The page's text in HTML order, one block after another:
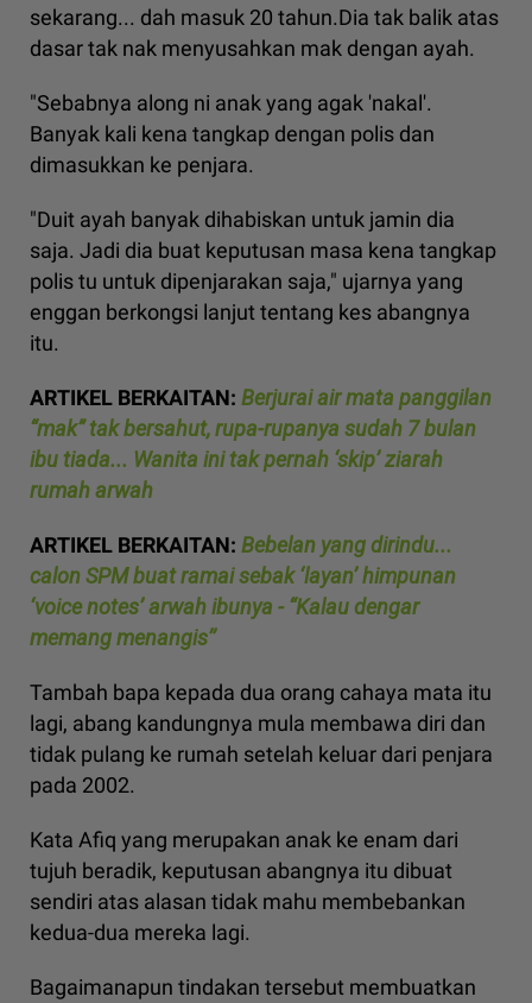
sekarang... dah masuk 20 tahun.Dia tak balik atas
dasar tak nak menyusahkan mak dengan ayah.
"Sebabnya along ni anak yang agak 'nakal'.
Banyak kali kena tangkap dengan polis dan
dimasukkan ke penjara.
"Duit ayah banyak dihabiskan untuk jamin dia
saja. Jadi dia buat keputusan masa kena tangkap
polis tu untuk dipenjarakan saja," ujarnya yang
enggan berkongsi lanjut tentang kes abangnya
itu.
ARTIKEL BERKAITAN: Berjurai air mata panggilan
“mak” tak bersahut, rupa-rupanya sudah 7 bulan
ibu tiada... Wanita ini tak pernah ‘skip’ ziarah
rumah arwah
ARTIKEL BERKAITAN: Bebelan yang dirindu...
calon SPM buat ramai sebak ‘layan’ himpunan
‘voice notes’ arwah ibunya - “Kalau dengar
memang menangis’’
Tambah bapa kepada dua orang cahaya mata itu
lagi, abang kandungnya mula membawa diri dan
tidak pulang ke rumah setelah keluar dari penjara
pada 2002.
Kata Afiq yang merupakan anak ke enam dari
tujuh beradik, keputusan abangnya itu dibuat
sendiri atas alasan tidak mahu membebankan
kedua-dua mereka lagi.
Bagaimanapun tindakan tersebut membuatkan